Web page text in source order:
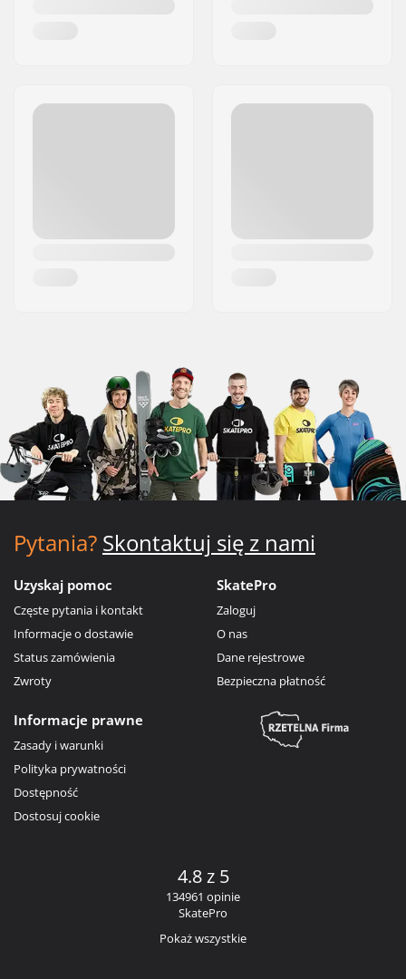
Pytania? Skontaktuj się z nami
Uzyskaj pomoc
Częste pytania i kontakt
Informacje o dostawie
Status zamówienia
Zwroty
SkatePro
Zaloguj
O nas
Dane rejestrowe
Bezpieczna płatność
Informacje prawne
Zasady i warunki
Polityka prywatności
Dostępność
Dostosuj cookie
4.8 z 5
134961 opinie
SkatePro
Pokaż wszystkie